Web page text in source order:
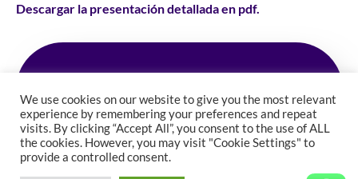
Descargar la presentación detallada en pdf.
Pedir hora con Fanny Blanchard
We use cookies on our website to give you the most relevant
experience by remembering your preferences and repeat
visits. By clicking “Accept All”, you consent to the use of ALL
the cookies. However, you may visit "Cookie Settings" to
provide a controlled consent.